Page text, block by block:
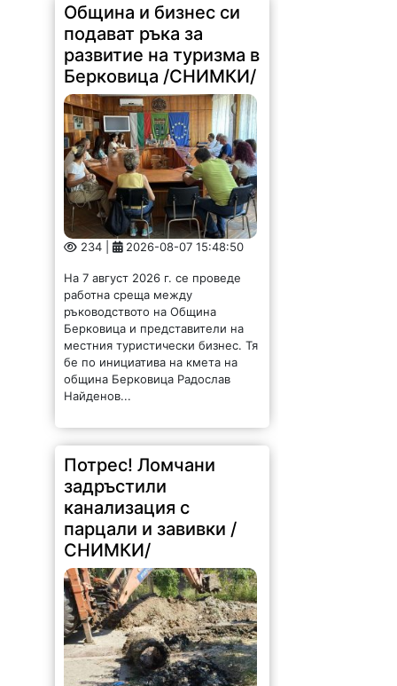
Община и бизнес си
подават ръка за
развитие на туризма в
Берковица /СНИМКИ/
234 | 2026-08-07 15:48:50
На 7 август 2026 г. се проведе
работна среща между
ръководството на Община
Берковица и представители на
местния туристически бизнес. Тя
бе по инициатива на кмета на
община Берковица Радослав
Найденов...
Потрес! Ломчани
задръстили
канализация с
парцали и завивки /
СНИМКИ/